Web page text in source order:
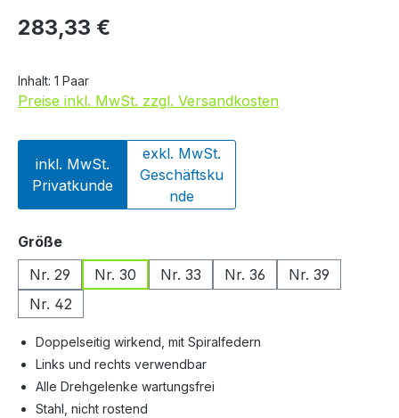
Regulärer Preis:
283,33 €
Inhalt: 1 Paar
Preise inkl. MwSt. zzgl. Versandkosten
inkl. MwSt.
Privatkunde
exkl. MwSt.
Geschäftsku
nde
Größeauswählen
Nr. 29
Nr. 30 Nr. 33 Nr. 36
Nr. 39
Nr. 42
Doppelseitig wirkend, mit Spiralfedern
Links und rechts verwendbar
Alle Drehgelenke wartungsfrei
Stahl, nicht rostend